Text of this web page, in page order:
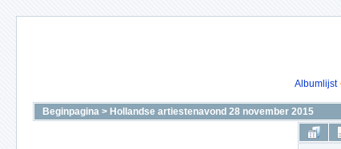
Albumlijst
Beginpagina > Hollandse artiestenavond 28 november 2015